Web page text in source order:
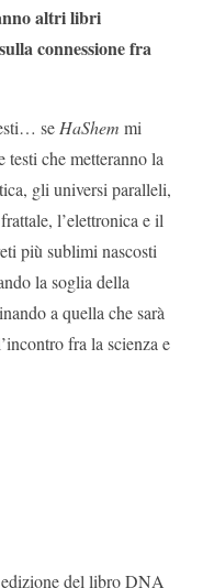
altri libri
connessione fra
seHaShem mi
testi che metteranno la
gli universi paralleli,
l’elettronica e il
più sublimi nascosti
la soglia della
a quella che sarà
fra la scienza e
edizione del libro DNA